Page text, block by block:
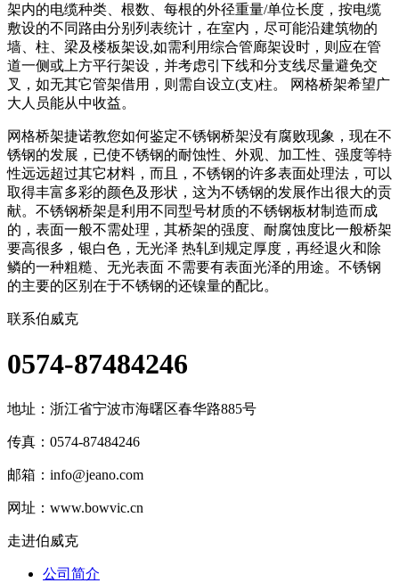
架内的电缆种类、根数、每根的外径重量/单位长度，按电缆
敷设的不同路由分别列表统计，在室内，尽可能沿建筑物的
墙、柱、梁及楼板架设,如需利用综合管廊架设时，则应在管
道一侧或上方平行架设，并考虑引下线和分支线尽量避免交
叉，如无其它管架借用，则需自设立(支)柱。 网格桥架希望广
大人员能从中收益。
网格桥架捷诺教您如何鉴定不锈钢桥架没有腐败现象，现在不
锈钢的发展，已使不锈钢的耐蚀性、外观、加工性、强度等特
性远远超过其它材料，而且，不锈钢的许多表面处理法，可以
取得丰富多彩的颜色及形状，这为不锈钢的发展作出很大的贡
献。不锈钢桥架是利用不同型号材质的不锈钢板材制造而成
的，表面一般不需处理，其桥架的强度、耐腐蚀度比一般桥架
要高很多，银白色，无光泽 热轧到规定厚度，再经退火和除
鳞的一种粗糙、无光表面 不需要有表面光泽的用途。不锈钢
的主要的区别在于不锈钢的还镍量的配比。
联系伯威克
0574-87484246
地址： 浙江省宁波市海曙区春华路885号
传真：0574-87484246
邮箱： info@jeano.com
网址：www.bowvic.cn
走进伯威克
公司简介